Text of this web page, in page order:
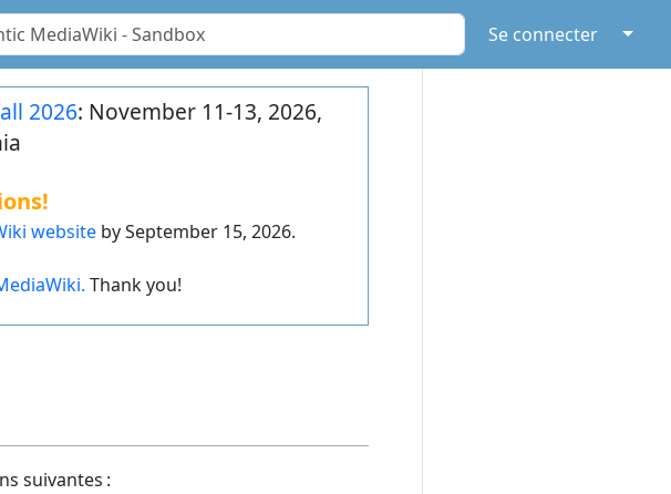
Se connecter ↓
2026: November 11-13, 2026,
websiteby September 15, 2026.
Thank you!
suivantes :